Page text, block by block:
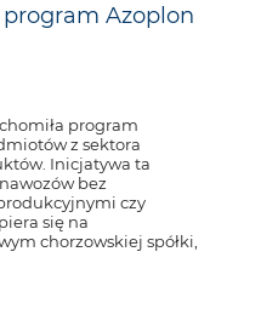
Azoplon
program
z sektora
Inicjatywa ta
bez
czy
się na
chorzowskiej spółki,